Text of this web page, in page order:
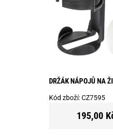
DRŽÁK NÁPOJŮ NA
Kód zboží:CZ7595
195,00